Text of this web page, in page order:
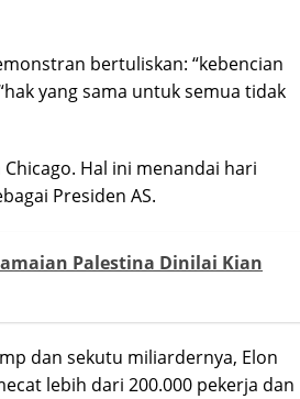
bertuliskan: “kebencian
yang sama untuk semua tidak
Hal ini menandai hari
Presiden AS.
Palestina Dinilai Kian
dan sekutu miliardernya, Elon
lebih dari 200.000 pekerja dan